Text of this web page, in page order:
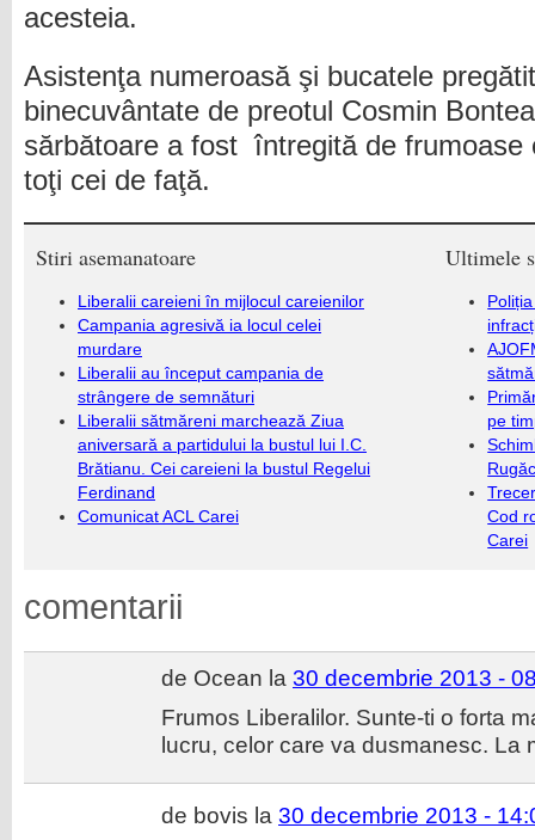
acesteia.
Asistenţa numeroasă şi bucatele
binecuvântate de preotul Cosmin
sărbătoare a fost întregită de frumoase
toţi cei de faţă.
Stiri asemanatoare
Liberalii careieni în mijlocul careienilor
Campania agresivă ia locul celei
murdare
Liberalii au început campania de
strângere de semnături
Liberalii sătmăreni marchează Ziua
aniversară a partidului la bustul lui I.C.
Brătianu. Cei careieni la bustul Regelui
Ferdinand
Comunicat ACL Carei
Ultimele
pe
Cod
Carei
comentarii
de Ocean la 30 decembrie 2013 -
Frumos Liberalilor. Sunte-ti o forta
lucru, celor care va dusmanesc. La
de bovis la 30 decembrie 2013 -